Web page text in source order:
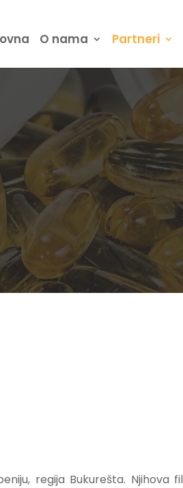
O nama Partneri
regija Bukurešta. Njihova